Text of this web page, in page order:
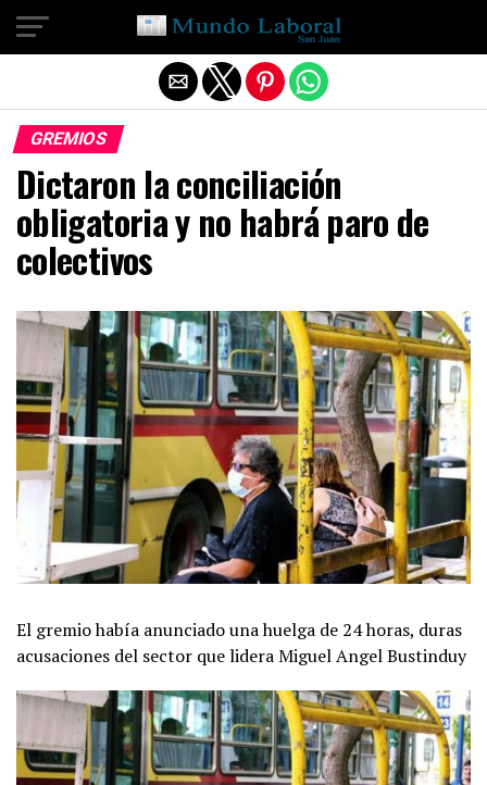
GREMIOS
Dictaron la conciliación
obligatoria y no habrá paro de
colectivos
El gremio había anunciado una huelga de 24 horas, duras
acusaciones del sector que lidera Miguel Angel Bustinduy
Salir de la versión móvil